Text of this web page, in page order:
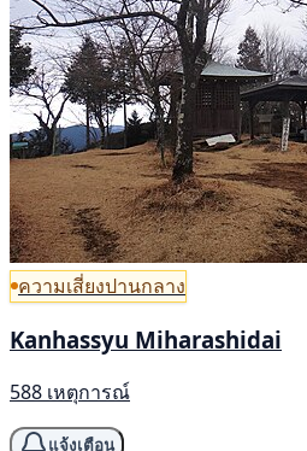
ความเสี่ยงปานกลาง
Kanhassyu Miharashidai
588 เหตุการณ์
แจ้งเตือน